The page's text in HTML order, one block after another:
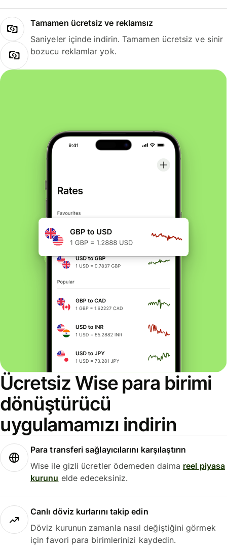
Tamamen ücretsiz ve reklamsız
Saniyeler içinde indirin. Tamamen ücretsiz ve sinir
bozucu reklamlar yok.
Ücretsiz Wise para birimi
dönüştürücü
uygulamamızı indirin
Para transferi sağlayıcılarını karşılaştırın
Wise ile gizli ücretler ödemeden daima reel piyasa
kurunu elde edeceksiniz.
Canlı döviz kurlarını takip edin
Döviz kurunun zamanla nasıl değiştiğini görmek
için favori para birimlerinizi kaydedin.